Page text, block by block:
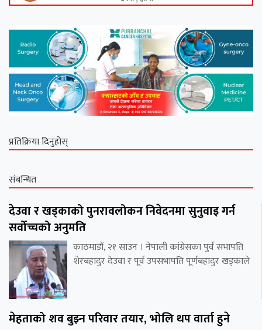
प्रतिक्रिया दिनुहोस्
संबन्धित
देउवा र खड्काको पुनरावलोकन निवेदनमा सुनुवाइ गर्न
सर्वोच्चको अनुमति
काठमाडौं, २१ साउन । नेपाली कांग्रेसका पुर्व सभापति
शेरबहादुर देउवा र पूर्व उपसभापति पूर्णबहादुर खड्काले
मेहताको शव बुझ्न परिवार तयार, भोलि थप वार्ता हुने